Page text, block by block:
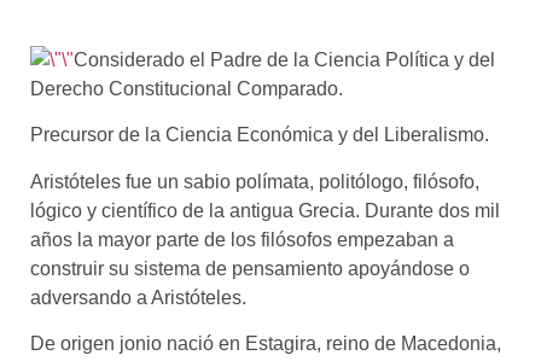
Considerado el Padre de la Ciencia Política y del
Derecho Constitucional Comparado.
Precursor de la Ciencia Económica y del Liberalismo.
Aristóteles fue un sabio polímata, politólogo, filósofo,
lógico y científico de la antigua Grecia. Durante dos mil
años la mayor parte de los filósofos empezaban a
construir su sistema de pensamiento apoyándose o
adversando a Aristóteles.
De origen jonio nació en Estagira, reino de Macedonia,